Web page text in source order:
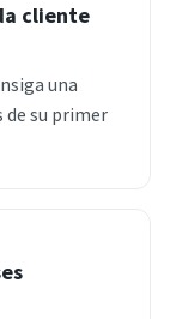
cliente
una
de su primer